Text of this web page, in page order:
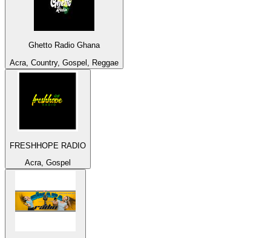
Ghetto Radio Ghana
Acra, Country, Gospel, Reggae
FRESHHOPE RADIO
Acra, Gospel